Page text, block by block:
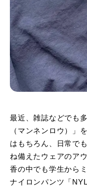
最近、雑誌などでも
（マンネンロウ）」
はもちろん、日常で
ね備えたウェアのア
香の中でも学生から
ナイロンパンツ「